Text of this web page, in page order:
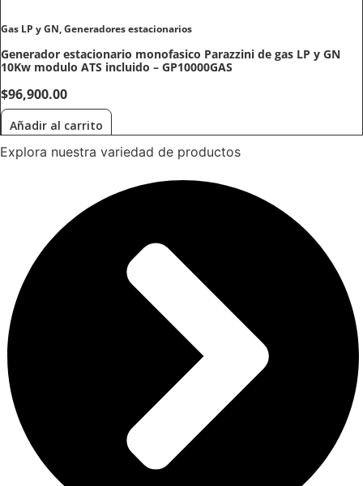
Gas LP y GN,Generadores estacionarios
Generador estacionario monofasico Parazzini de gas LP y GN
10Kw modulo ATS incluido – GP10000GAS
$96,900.00
Añadir al carrito
Explora nuestra variedad de productos